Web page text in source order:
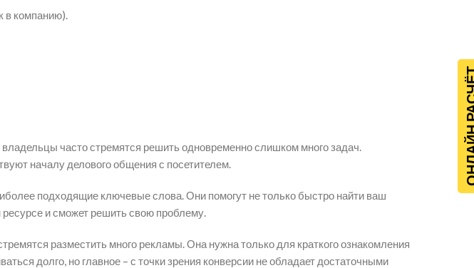
в компанию).
часто стремятся решить одновременно слишком много задач.
началу делового общения с посетителем.
подходящие ключевые слова. Они помогут не только быстро найти ваш
ресурсе и сможет решить свою проблему.
разместить много рекламы. Она нужна только для краткого ознакомления
долго, но главное – с точки зрения конверсии не обладает достаточными